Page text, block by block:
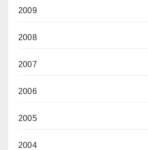
2009
2008
2007
2006
2005
2004